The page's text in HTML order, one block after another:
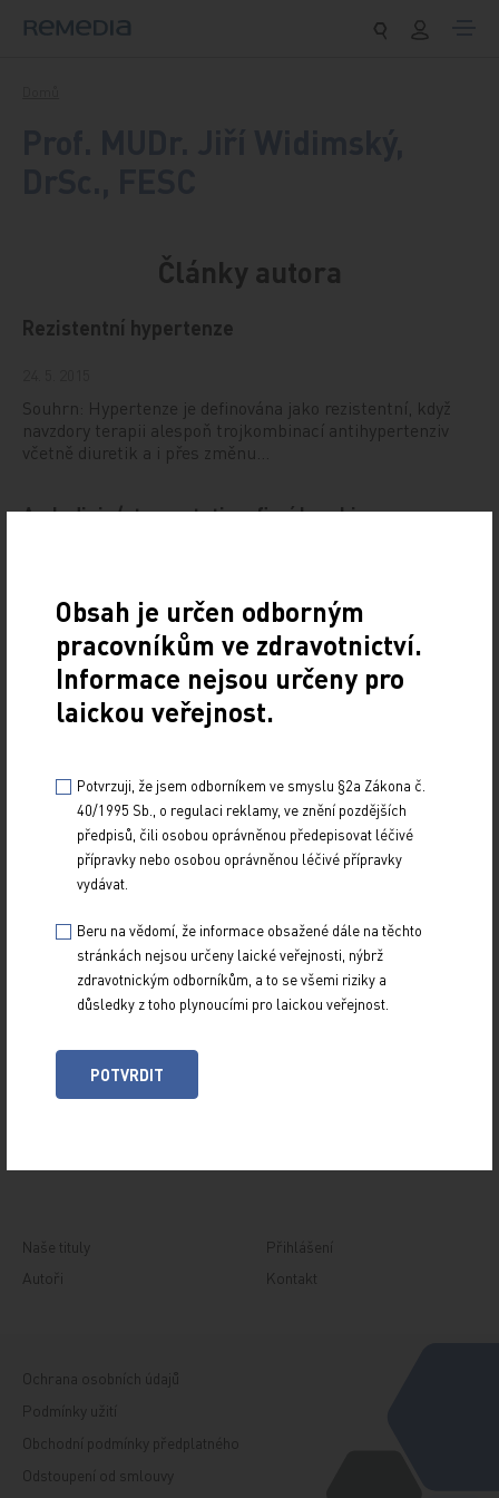
Články autora
Rezistentní hypertenze
Souhrn: Hypertenze je definována jako rezistentní, když
navzdory terapii alespoň trojkombinací antihypertenziv
včetně diuretik a i přes změnu…
Amlodipin/atorvastatin – fixní kombinace
léčbě pacientů s rizikovými faktory kardiovaskulárních
onemocnění. Léčba založená na současné…
Statiny v sekundární prevenci ICHS
Objev statinu značí jeden z největších pokroku
kardiovaskulární farmakoterapie. Statiny představují léky
volby u nemocných s ICHS, ICH tepen dolních…
ARCHIV
RUBRIKY
Naše tituly
Autoři
Přihlášení
Kontakt
Ochrana osobních údajů
Podmínky užití
Obchodní podmínky předplatného
Odstoupení od smlouvy
Obsah je určen odborným
pracovníkům ve zdravotnictví.
Informace nejsou určeny pro
laickou veřejnost.
Potvrzuji, že jsem odborníkem ve smyslu §2a Zákona č.
40/1995 Sb., o regulaci reklamy, ve znění pozdějších
předpisů, čili osobou oprávněnou předepisovat léčivé
přípravky nebo osobou oprávněnou léčivé přípravky
vydávat.
Beru na vědomí, že informace obsažené dále na těchto
stránkách nejsou určeny laické veřejnosti, nýbrž
zdravotnickým odborníkům, a to se všemi riziky a
důsledky z toho plynoucími pro laickou veřejnost.
POTVRDIT